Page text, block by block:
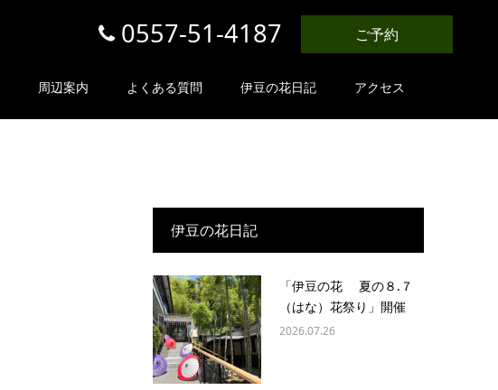
0557-51-4187 ご予約
周辺案内 よくある質問 伊豆の花日記 アクセス
伊豆の花日記
「伊豆の花 夏の８.７
（はな）花祭り」開催
2026.07.26